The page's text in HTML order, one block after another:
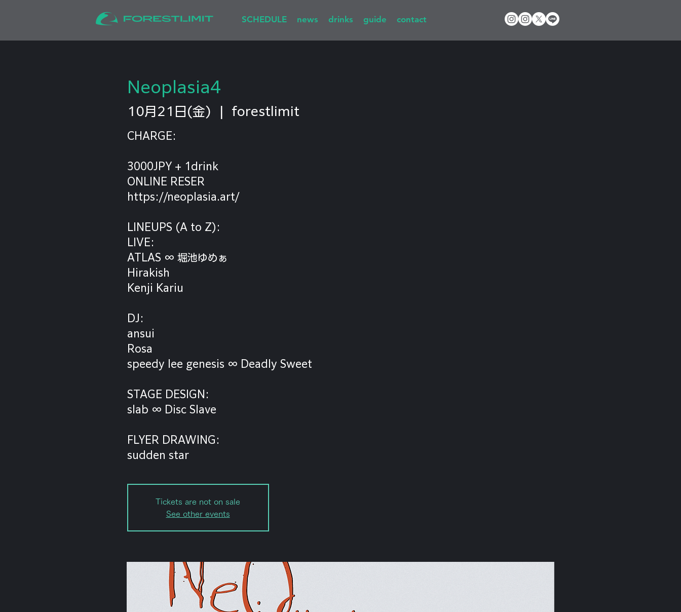
SCHEDULE news drinks guide contact
Neoplasia4
10月21日(金) forestlimit
CHARGE:
3000JPY + 1drink
ONLINE RESER
https://neoplasia.art/
LINEUPS (A to Z):
LIVE:
ATLAS ∞ 堀池ゆめぁ
Hirakish
Kenji Kariu
DJ:
ansui
Rosa
speedy lee genesis ∞ Deadly Sweet
STAGE DESIGN:
slab ∞ Disc Slave
FLYER DRAWING:
sudden star
Tickets are not on sale
See other events